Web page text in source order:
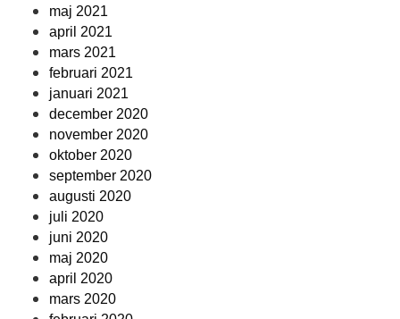
maj 2021
april 2021
mars 2021
februari 2021
januari 2021
december 2020
november 2020
oktober 2020
september 2020
augusti 2020
juli 2020
juni 2020
maj 2020
april 2020
mars 2020